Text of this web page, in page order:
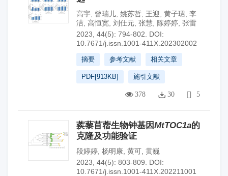
高宇 曾瑞儿 姚苏哲 王迎 黄子珺 李
洁 高恒宽 刘仕元 张慧 陈婷婷 张雷
2023, 44(5): 794-802.
DOI:
10.7671/j.issn.1001-411X.202302002
摘要 参考文献 相关文章
PDF[913KB] 施引文献
378 30 5
蒺藜苜蓿生物钟基因MtTOC1a的
克隆及功能验证
段婷婷 杨明康 黄可 黄巍
2023, 44(5): 803-809.
DOI:
10.7671/j.issn.1001-411X.202211001